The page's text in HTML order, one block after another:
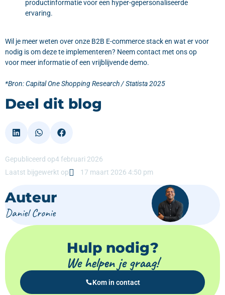
productinformatie voor een hyper-gepersonaliseerde
ervaring.
Wil je meer weten over onze B2B E-commerce stack en wat er voor
nodig is om deze te implementeren? Neem contact met ons op
voor meer informatie of een vrijblijvende demo.
*Bron: Capital One Shopping Research / Statista 2025
Deel dit blog
Gepubliceerd op4 februari 2026
Laatst bijgewerkt op
17 maart 2026 4:50 pm
Auteur
Daniel Cronie
Hulp nodig?
We helpen je graag!
Kom in contact